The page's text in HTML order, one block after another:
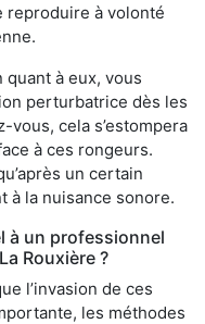
reproduire à volonté
quant à eux, vous
perturbatrice dès les
cela s’estompera
à ces rongeurs.
un certain
à la nuisance sonore.
à un professionnel
Rouxière ?
l’invasion de ces
les méthodes